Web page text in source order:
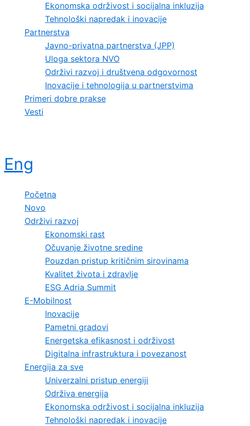
Ekonomska održivost i socijalna inkluzija
Tehnološki napredak i inovacije
Partnerstva
Javno-privatna partnerstva (JPP)
Uloga sektora NVO
Održivi razvoj i društvena odgovornost
Inovacije i tehnologija u partnerstvima
Primeri dobre prakse
Vesti
Eng
Početna
Novo
Održivi razvoj
Ekonomski rast
Očuvanje životne sredine
Pouzdan pristup kritičnim sirovinama
Kvalitet života i zdravlje
ESG Adria Summit
E-Mobilnost
Inovacije
Pametni gradovi
Energetska efikasnost i održivost
Digitalna infrastruktura i povezanost
Energija za sve
Univerzalni pristup energiji
Održiva energija
Ekonomska održivost i socijalna inkluzija
Tehnološki napredak i inovacije